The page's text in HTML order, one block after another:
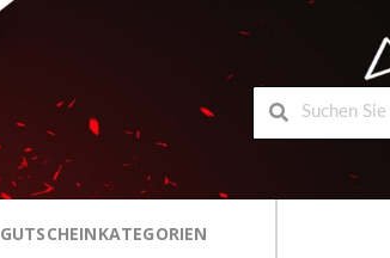
GUTSCHEINKATEGORIEN